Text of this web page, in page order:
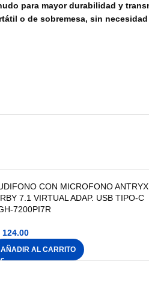
para mayor durabilidad y
o de sobremesa, sin
CON MICROFONO ANTRYX
7.1 VIRTUAL ADAP. USB TIPO-C
7200PI7R
124.00
AÑADIR AL CARRITO